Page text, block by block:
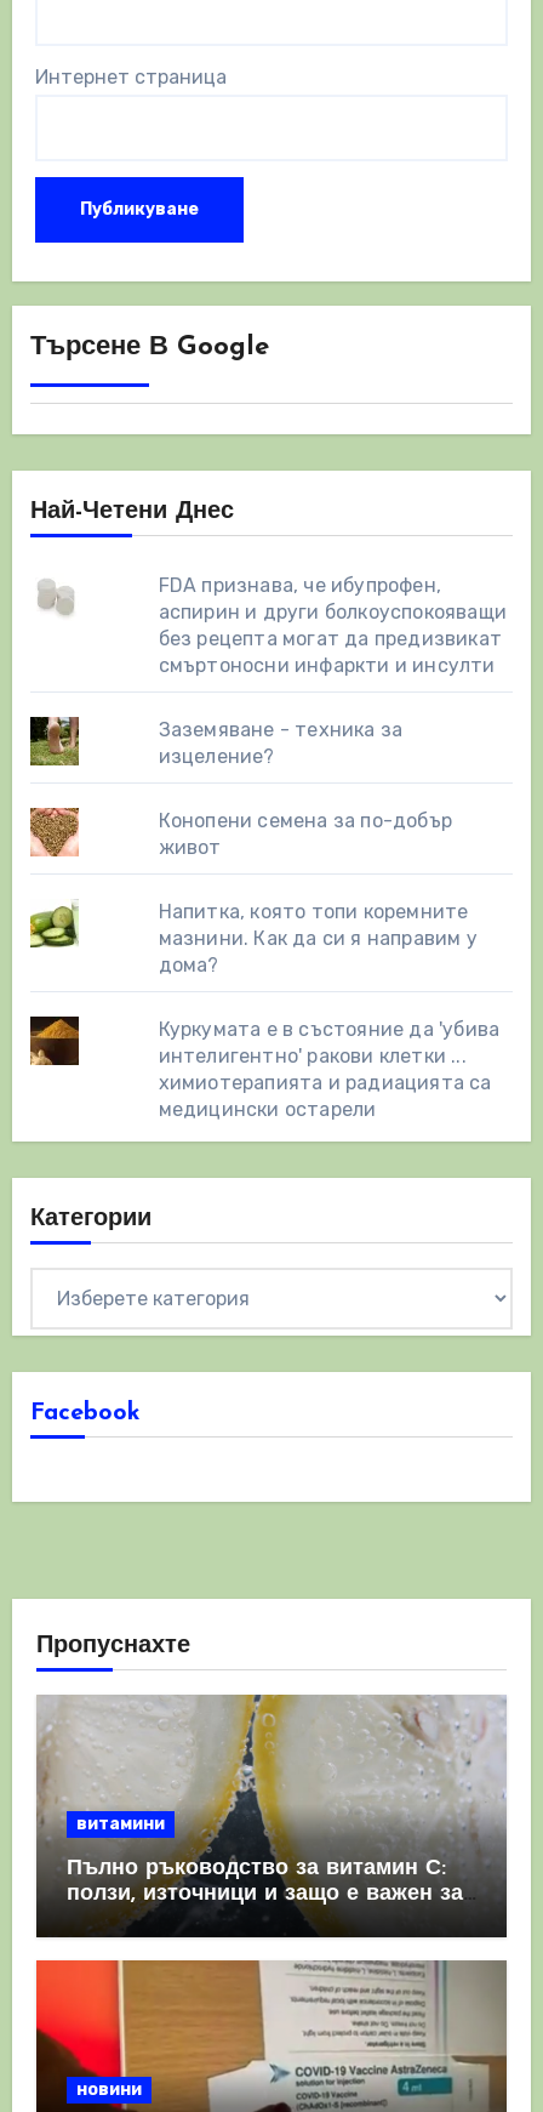
Интернет страница
Търсене В Google
Най-Четени Днес
FDA признава, че ибупрофен,
аспирин и други болкоуспокояващи
без рецепта могат да предизвикат
смъртоносни инфаркти и инсулти
Заземяване - техника за
изцеление?
Конопени семена за по-добър
живот
Напитка, която топи коремните
мазнини. Как да си я направим у
дома?
Куркумата е в състояние да 'убива
интелигентно' ракови клетки ...
химиотерапията и радиацията са
медицински остарели
Категории
Facebook
Пропуснахте
витамини
Пълно ръководство за витамин С:
ползи, източници и защо е важен за
имунната система
новини